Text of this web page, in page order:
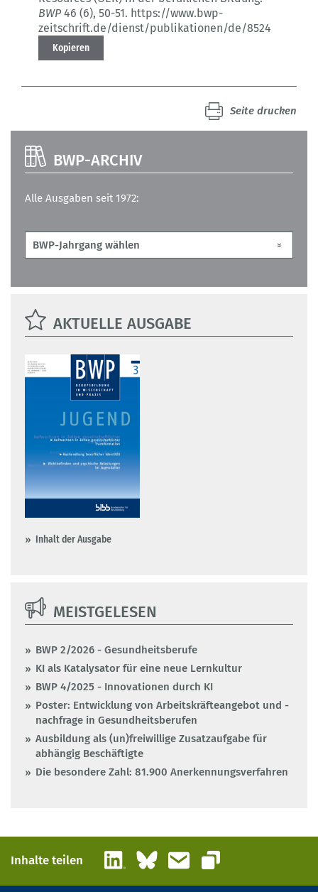
BWP46 (6), 50-51. https://www.bwp-
zeitschrift.de/dienst/publikationen/de/8524
Kopieren
Seite drucken
BWP-ARCHIV
Alle Ausgaben seit 1972:
AKTUELLE AUSGABE
Inhalt der Ausgabe
MEISTGELESEN
BWP 2/2026 - Gesundheitsberufe
KI als Katalysator für eine neue Lernkultur
BWP 4/2025 - Innovationen durch KI
Poster: Entwicklung von Arbeitskräfteangebot und -
nachfrage in Gesundheitsberufen
Ausbildung als (un)freiwillige Zusatzaufgabe für
abhängig Beschäftigte
Die besondere Zahl: 81.900 Anerkennungsverfahren
Inhalte teilen LinkedInBlueskyE-Mail
Link kopieren